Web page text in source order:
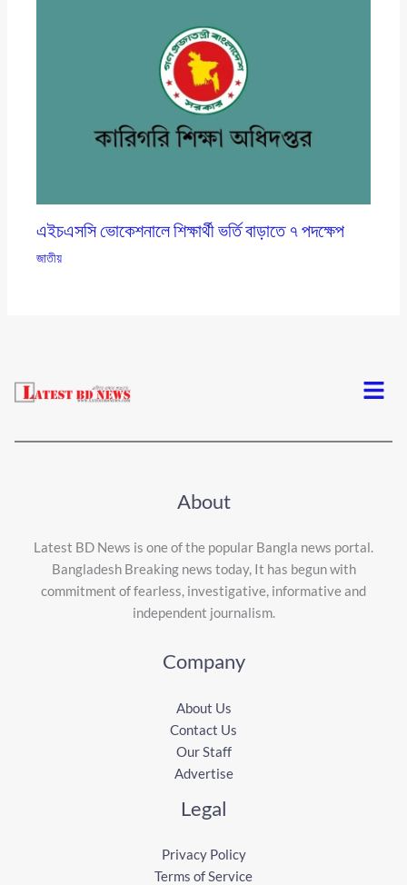
এইচএসসি ভোকেশনালে শিক্ষার্থী ভর্তি বাড়াতে ৭ পদক্ষেপ
জাতীয়
Menu
About
Latest BD News is one of the popular Bangla news portal.
Bangladesh Breaking news today, It has begun with
commitment of fearless, investigative, informative and
independent journalism.
Company
About Us
Contact Us
Our Staff
Advertise
Legal
Privacy Policy
Terms of Service